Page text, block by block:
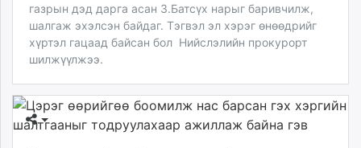
газрын дэд дарга асан З.Батсүх нарыг баривчилж,
шалгаж эхэлсэн байдаг. Тэгвэл эл хэрэг өнөөдрийг
хүртэл гацаад байсан бол Нийслэлийн прокурорт
шилжүүлжээ.